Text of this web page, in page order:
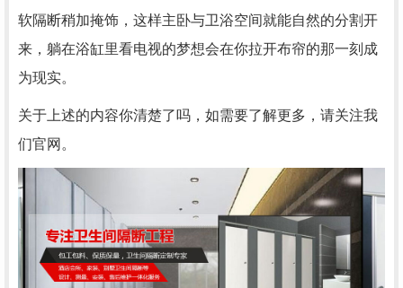
软隔断稍加掩饰，这样主卧与卫浴空间就能自然的分割开
来，躺在浴缸里看电视的梦想会在你拉开布帘的那一刻成
为现实。
关于上述的内容你清楚了吗，如需要了解更多，请关注我
们官网。